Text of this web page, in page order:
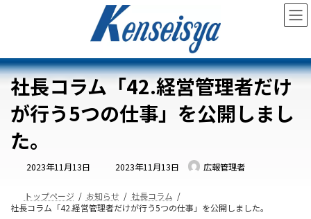
ツ
へ
シ
ョ社長コラム「42.経営管理者だけ
が行う5つの仕事」を公開しまし
た。
2023年11月13日 最
終
日
時
:
2023年11月13日 広報管理者
トップページ お知らせ
社長コラム
社長コラム「42.経営管理者だけが行う5つの仕事」を公開しました。